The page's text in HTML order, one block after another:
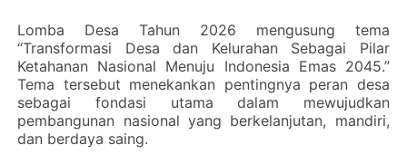
‎Lomba Desa Tahun 2026 mengusung tema
“Transformasi Desa dan Kelurahan Sebagai Pilar
Ketahanan Nasional Menuju Indonesia Emas 2045.”
Tema tersebut menekankan pentingnya peran desa
sebagai fondasi utama dalam mewujudkan
pembangunan nasional yang berkelanjutan, mandiri,
dan berdaya saing.